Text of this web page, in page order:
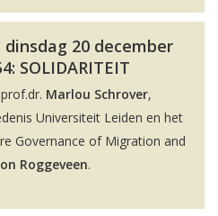
20 december
SOLIDARITEIT
Marlou Schrover,
Universiteit Leiden en het
Governance of Migration and
Roggeveen.